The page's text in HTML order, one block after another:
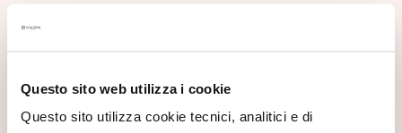
Questo sito web utilizza i cookie
Questo sito utilizza cookie tecnici, analitici e di
G
R
SCHRIJF U IN VOOR DE NIEUWSBRIEF
welkomstaanbieding:20% korting
bestelling.